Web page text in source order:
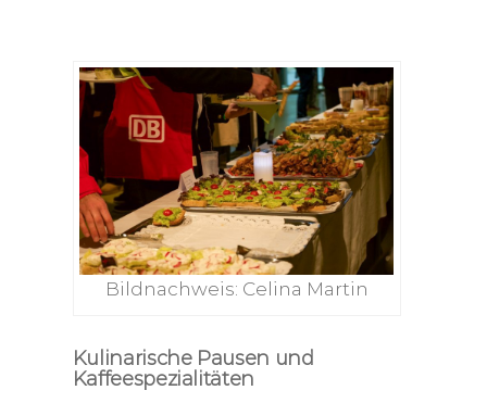
Bildnachweis: Celina Martin
Kulinarische Pausen und
Kaffeespezialitäten